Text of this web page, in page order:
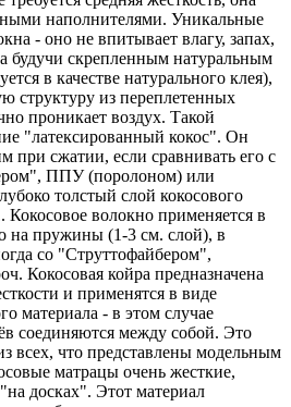
наполнителями. Уникальные
- оно не впитывает влагу, запах,
будучи скрепленным натуральным
в качестве натурального клея),
структуру из переплетенных
проникает воздух. Такой
"латексированный кокос". Он
при сжатии, если сравнивать его с
ППУ (поролоном) или
толстый слой кокосового
Кокосовое волокно применяется в
на пружины (1-3 см. слой), в
со "Струттофайбером",
Кокосовая койра предназначена
и применятся в виде
материала - в этом случае
соединяются между собой. Это
всех, что представлены модельным
матрацы очень жесткие,
досках". Этот материал